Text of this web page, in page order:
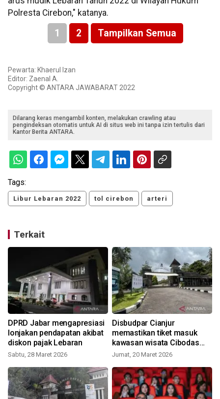
Polresta Cirebon," katanya.
1 2 Tampilkan Semua
Pewarta: Khaerul Izan
Editor: Zaenal A.
Copyright © ANTARA JAWABARAT 2022
Dilarang keras mengambil konten, melakukan crawling atau
pengindeksan otomatis untuk AI di situs web ini tanpa izin tertulis dari
Kantor Berita ANTARA.
Tags:
Libur Lebaran 2022 tol cirebon arteri
Terkait
DPRD Jabar mengapresiasi
lonjakan pendapatan akibat
diskon pajak Lebaran
Sabtu, 28 Maret 2026
Disbudpar Cianjur
memastikan tiket masuk
kawasan wisata Cibodas
gratis
Jumat, 20 Maret 2026